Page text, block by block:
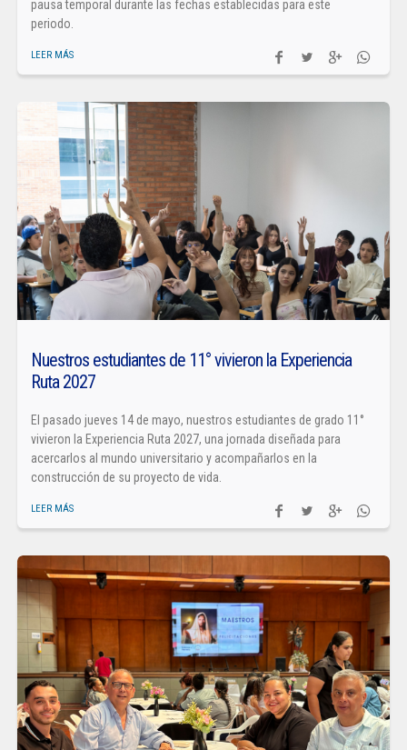
pausa temporal durante las fechas establecidas para este
periodo.
LEER MÁS
Nuestros estudiantes de 11° vivieron la Experiencia
Ruta 2027
El pasado jueves 14 de mayo, nuestros estudiantes de grado 11°
vivieron la Experiencia Ruta 2027, una jornada diseñada para
acercarlos al mundo universitario y acompañarlos en la
construcción de su proyecto de vida.
LEER MÁS